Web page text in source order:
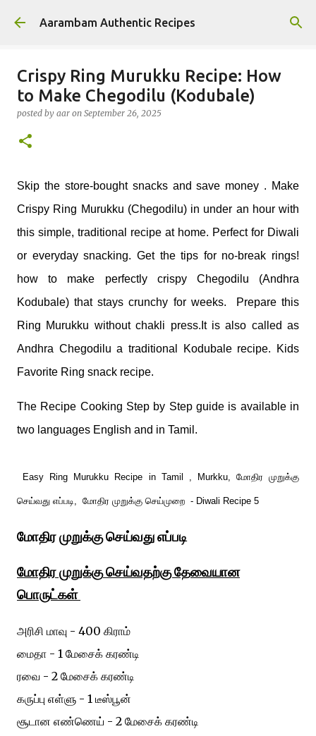
Skip to main content
Aarambam Authentic Recipes
Crispy Ring Murukku Recipe: How
to Make Chegodilu (Kodubale)
posted by aar on September 26, 2025
Skip the store-bought snacks and save money . Make
Crispy Ring Murukku (Chegodilu) in under an hour with
this simple, traditional recipe at home. Perfect for Diwali
or everyday snacking. Get the tips for no-break rings!
how to make perfectly crispy Chegodilu (Andhra
Kodubale) that stays crunchy for weeks. Prepare this
Ring Murukku without chakli press.It is also called as
Andhra Chegodilu a traditional Kodubale recipe. Kids
Favorite Ring snack recipe.
The Recipe Cooking Step by Step guide is available in
two languages English and in Tamil.
Easy Ring Murukku Recipe in Tamil , Murkku, மோதிர முறுக்கு
செய்வது எப்படி, மோதிர முறுக்கு செய்முறை - Diwali Recipe 5
மோதிர முறுக்குசெய்வது எப்படி
மோதிர முறுக்குசெய்வதற்கு தேவையான
பொருட்கள்
அரிசி மாவு - 400 கிராம்
மைதா - 1 மேசைக் கரண்டி
ரவை - 2 மேசைக் கரண்டி
கருப்பு எள்ளு - 1 டீஸ்பூன்
சூடான எண்ணெய் - 2 மேசைக் கரண்டி